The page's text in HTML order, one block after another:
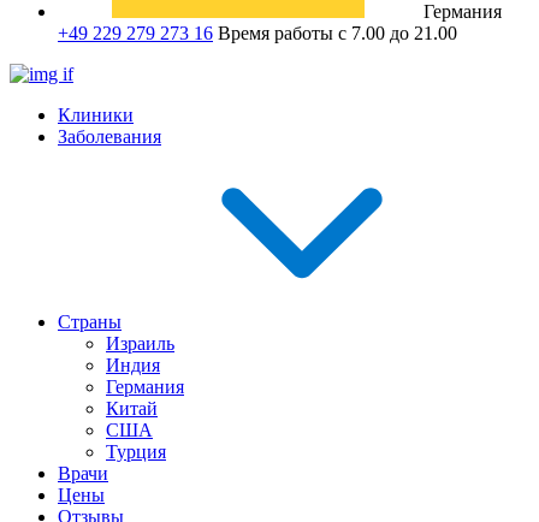
Германия
+49 229 279 273 16 Время работы с 7.00 до 21.00
Клиники
Заболевания
Страны
Израиль
Индия
Германия
Китай
США
Турция
Врачи
Цены
Отзывы